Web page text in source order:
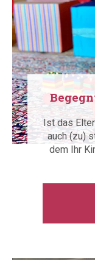
Ist das
auch (zu)
dem Ihr